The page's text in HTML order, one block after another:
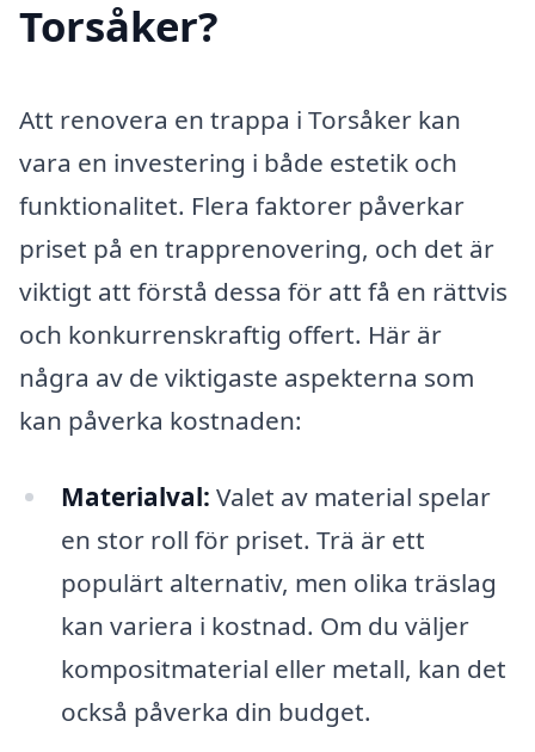
Torsåker?
Att renovera en trappa i Torsåker kan
vara en investering i både estetik och
funktionalitet. Flera faktorer påverkar
priset på en trapprenovering, och det är
viktigt att förstå dessa för att få en rättvis
och konkurrenskraftig offert. Här är
några av de viktigaste aspekterna som
kan påverka kostnaden:
Materialval: Valet av material spelar
en stor roll för priset. Trä är ett
populärt alternativ, men olika träslag
kan variera i kostnad. Om du väljer
kompositmaterial eller metall, kan det
också påverka din budget.